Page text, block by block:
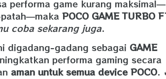
performa game kurang maksimal—
POCO GAME TURBO
coba sekarang juga.
digadang‑gadang sebagai GAME
performa gaming secara
aman untuk semua device POCO.